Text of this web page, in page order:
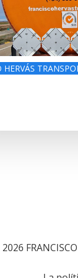
HERVÁS